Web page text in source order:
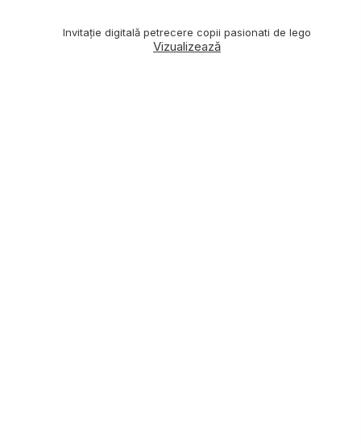
Invitație digitală petrecere copii pasionati de lego
Vizualizează